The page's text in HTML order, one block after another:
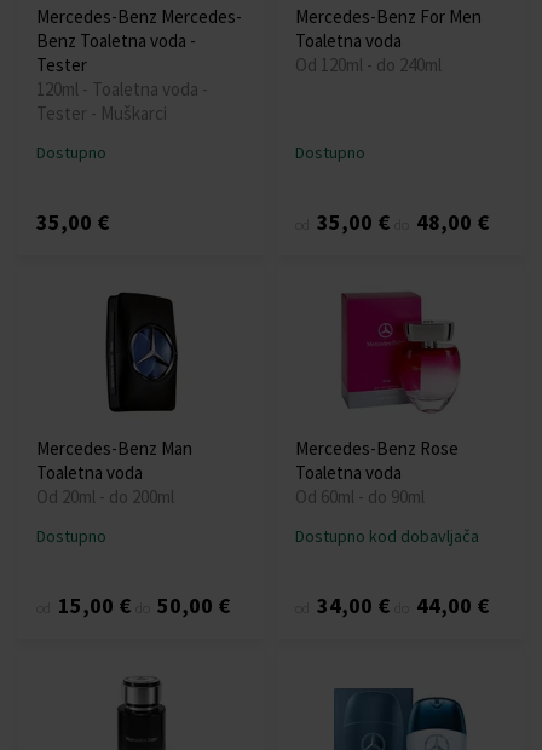
Mercedes-Benz Mercedes-
Benz Toaletna voda -
Tester
120ml - Toaletna voda -
Tester - Muškarci
Dostupno
35,00 €
Mercedes-Benz For Men
Toaletna voda
Od 120ml - do 240ml
Dostupno
35,00 € 48,00 €
Mercedes-Benz Man
Toaletna voda
Od 20ml - do 200ml
Dostupno
15,00 € 50,00 €
Mercedes-Benz Rose
Toaletna voda
Od 60ml - do 90ml
Dostupno kod dobavljača
34,00 € 44,00 €